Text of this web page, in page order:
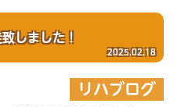
しました！
2025.02.18
リハブログ